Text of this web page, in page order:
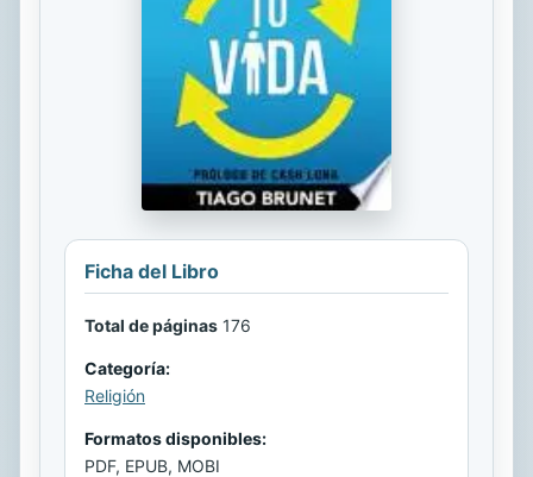
Ficha del Libro
Total de páginas 176
Categoría:
Religión
Formatos disponibles:
PDF, EPUB, MOBI